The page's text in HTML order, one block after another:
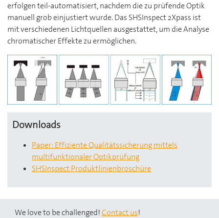
erfolgen teil-automatisiert, nachdem die zu prüfende Optik
manuell grob einjustiert wurde. Das SHSInspect 2Xpass ist
mit verschiedenen Lichtquellen ausgestattet, um die Analyse
chromatischer Effekte zu ermöglichen.
Downloads
Paper: Effiziente Qualitätssicherung mittels
multifunktionaler Optikprüfung
SHSInspect Produktlinienbroschüre
We love to be challenged!Contact us!